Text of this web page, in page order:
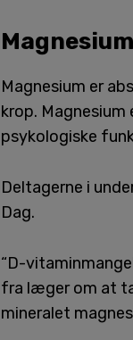
Magnesium er
krop.
psykologiske
Deltagerne i
Dag.
“D-
fra læger om at
mineralet